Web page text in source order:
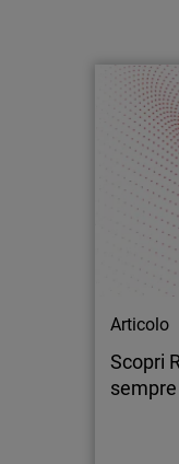
Milano,
Articolo
Scopri